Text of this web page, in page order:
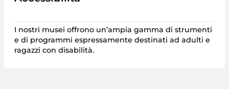
I nostri musei offrono un’ampia gamma di strumenti
e di programmi espressamente destinati ad adulti e
ragazzi con disabilità.